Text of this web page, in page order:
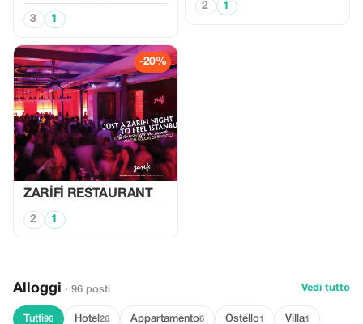
3 1
2 1
-20%
ZARİFİ RESTAURANT
2 1
Alloggi · 96 posti Vedi tutto
Tutti96 Hotel 26 Appartamento6 Ostello1 Villa1